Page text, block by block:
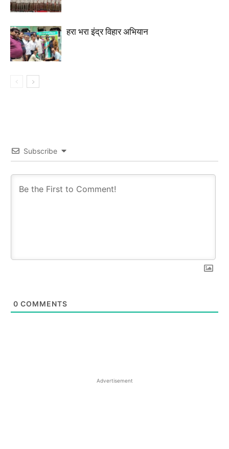
हरा भरा इंद्र विहार अभियान
Subscribe
0 COMMENTS
Advertisement